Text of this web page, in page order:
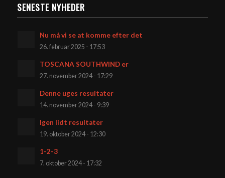
SENESTE NYHEDER
Nu må vi se at komme efter det
26. februar 2025 - 17:53
TOSCANA SOUTHWIND er
27. november 2024 - 17:29
Denne uges resultater
14. november 2024 - 9:39
Igen lidt resultater
19. oktober 2024 - 12:30
1-2-3
7. oktober 2024 - 17:32